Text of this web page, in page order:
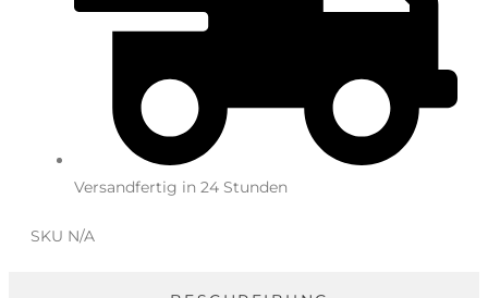
Versandfertig in 24 Stunden
SKU N/A